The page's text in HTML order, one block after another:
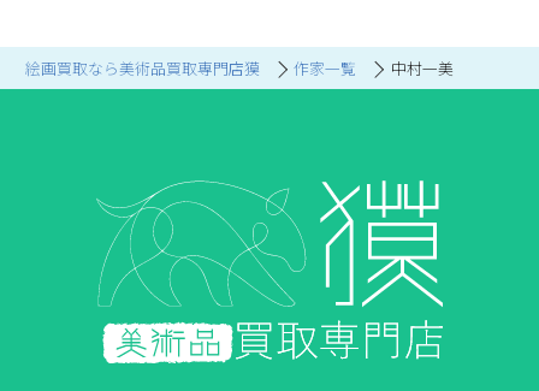
絵画買取なら美術品買取専門店獏 作家一覧 中村一美